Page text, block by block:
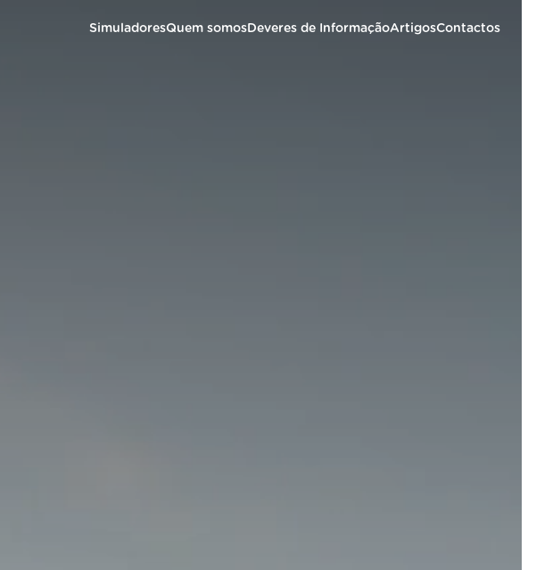
SimuladoresQuem somosDeveres de InformaçãoArtigosContactos